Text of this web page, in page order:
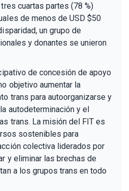
cuartas partes (78 %)
de menos de USD $50
un grupo de
y donantes se unieron
de concesión de apoyo
objetivo aumentar la
trans para autoorganizarse y
autodeterminación y el
trans. La misión del FIT es
sostenibles para
colectiva liderados por
y eliminar las brechas de
a los grupos trans en todo